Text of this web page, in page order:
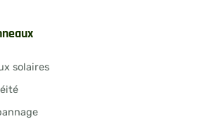
solaires